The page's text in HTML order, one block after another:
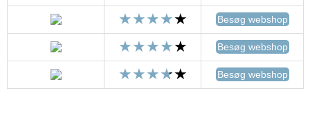
Besøg webshop
Besøg webshop
Besøg webshop